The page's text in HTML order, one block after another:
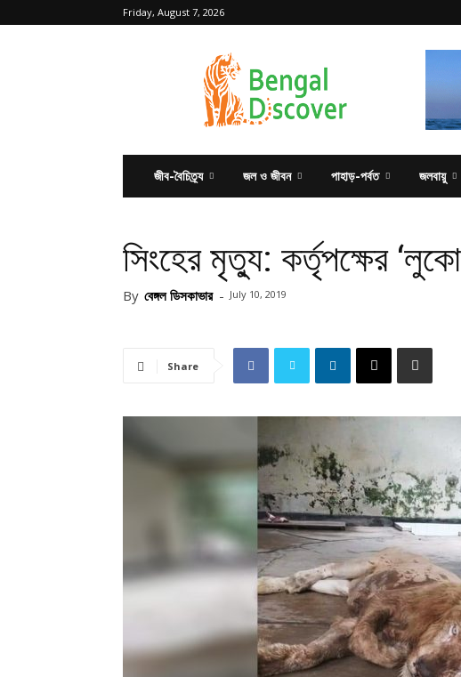
Friday, August 7, 2026
Discover
জীব-বৈচিত্র্য জল ও জীবন পাহাড়-পর্বত জলবায়ু
সিংহের মৃত্যু: কর্তৃপক্ষের
By বেঙ্গল ডিসকাভার - July 10, 2019
Share